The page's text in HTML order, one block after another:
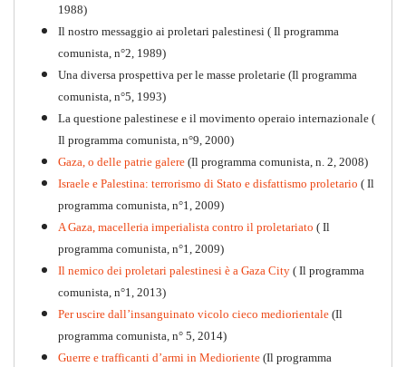
Per la difesa intransigente
1988)
Il nostro messaggio ai proletari palestinesi ( Il programma
comunista, n°2, 1989)
Una diversa prospettiva per le masse proletarie (Il programma
comunista, n°5, 1993)
La questione palestinese e il movimento operaio internazionale (
Il programma comunista, n°9, 2000)
Gaza, o delle patrie galere (Il programma comunista, n. 2, 2008)
Israele e Palestina: terrorismo di Stato e disfattismo proletario ( Il
programma comunista, n°1, 2009)
A Gaza, macelleria imperialista contro il proletariato ( Il
programma comunista, n°1, 2009)
Il nemico dei proletari palestinesi è a Gaza City ( Il programma
comunista, n°1, 2013)
Per uscire dall’insanguinato vicolo cieco mediorientale (Il
programma comunista, n° 5, 2014)
Guerre e trafficanti d’armi in Medioriente (Il programma